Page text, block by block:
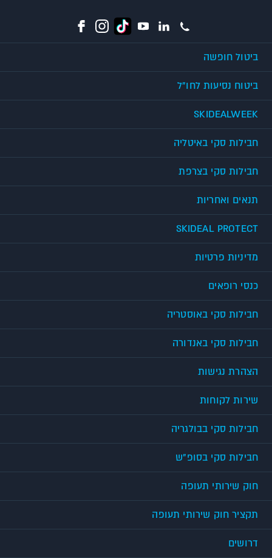
ביטול חופשה
ביטוח נסיעות לחו"ל
SKIDEALWEEK
חבילות סקי באיטליה
חבילות סקי בצרפת
תנאים ואחריות
SKIDEAL PROTECT
מדיניות פרטיות
כנסי רופאים
חבילות סקי באוסטריה
חבילות סקי באנדורה
הצהרת נגישות
שירות לקוחות
חבילות סקי בבולגריה
חבילות סקי בסופ"ש
חוק שירותי תעופה
תקציר חוק שירותי תעופה
דרושים